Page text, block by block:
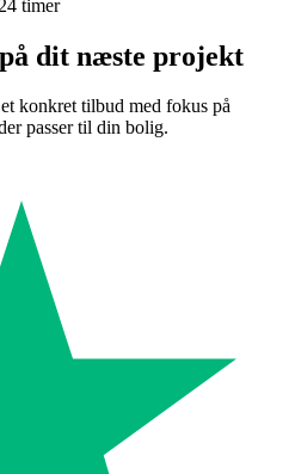
timer
dit næste projekt
konkret tilbud med fokus på
passer til din bolig.